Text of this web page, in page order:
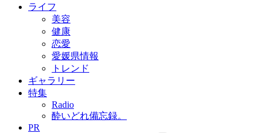
ライフ
美容
健康
恋愛
愛媛県情報
トレンド
ギャラリー
特集
Radio
酔いどれ備忘録。
PR